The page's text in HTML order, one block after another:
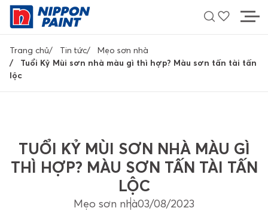
Nhảy
đến
dung
MÀU SẮC
HỖ TRỢ
TÌM ĐẠI LÝ
Breadcrumb
Trang chủ Tin tức
Mẹo sơn nhà
Tuổi Kỷ Mùi sơn nhà màu gì thì hợp? Màu sơn tấn tài tấn
lộc
TUỔI KỶ MÙI SƠN NHÀ MÀU GÌ
THÌ HỢP? MÀU SƠN TẤN TÀI TẤN
LỘC
Mẹo sơn nhà03/08/2023